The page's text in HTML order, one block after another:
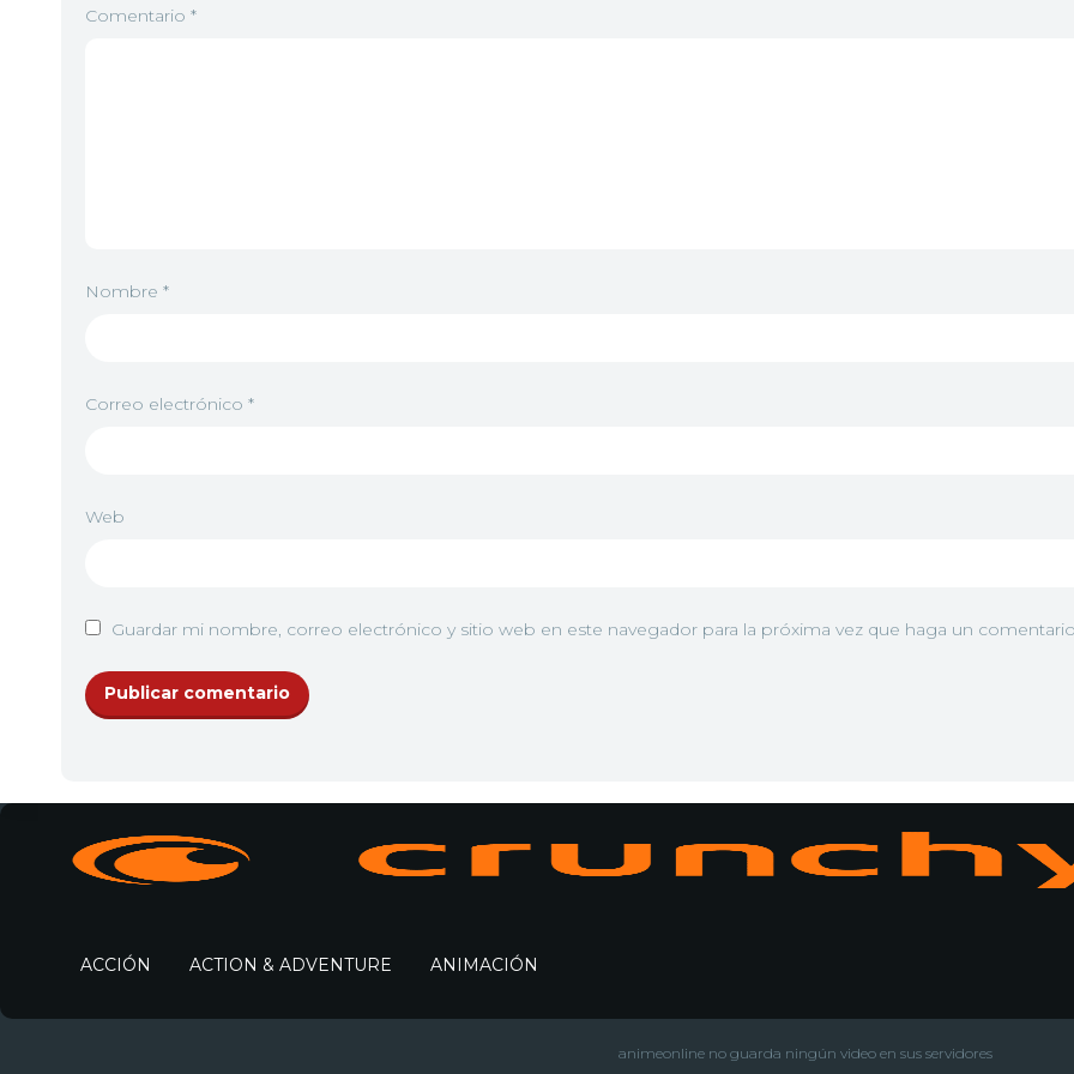
Comentario *
Nombre *
Correo electrónico *
Web
Guardar mi nombre, correo electrónico y sitio web en este navegador para la próxima vez que haga un
ACCIÓN ACTION & ADVENTURE ANIMACIÓN
animeonline no guarda ningún video en sus servidores